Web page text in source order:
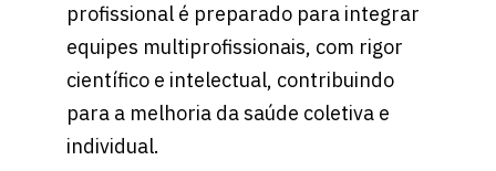
profissional é preparado para integrar
equipes multiprofissionais, com rigor
científico e intelectual, contribuindo
para a melhoria da saúde coletiva e
individual.